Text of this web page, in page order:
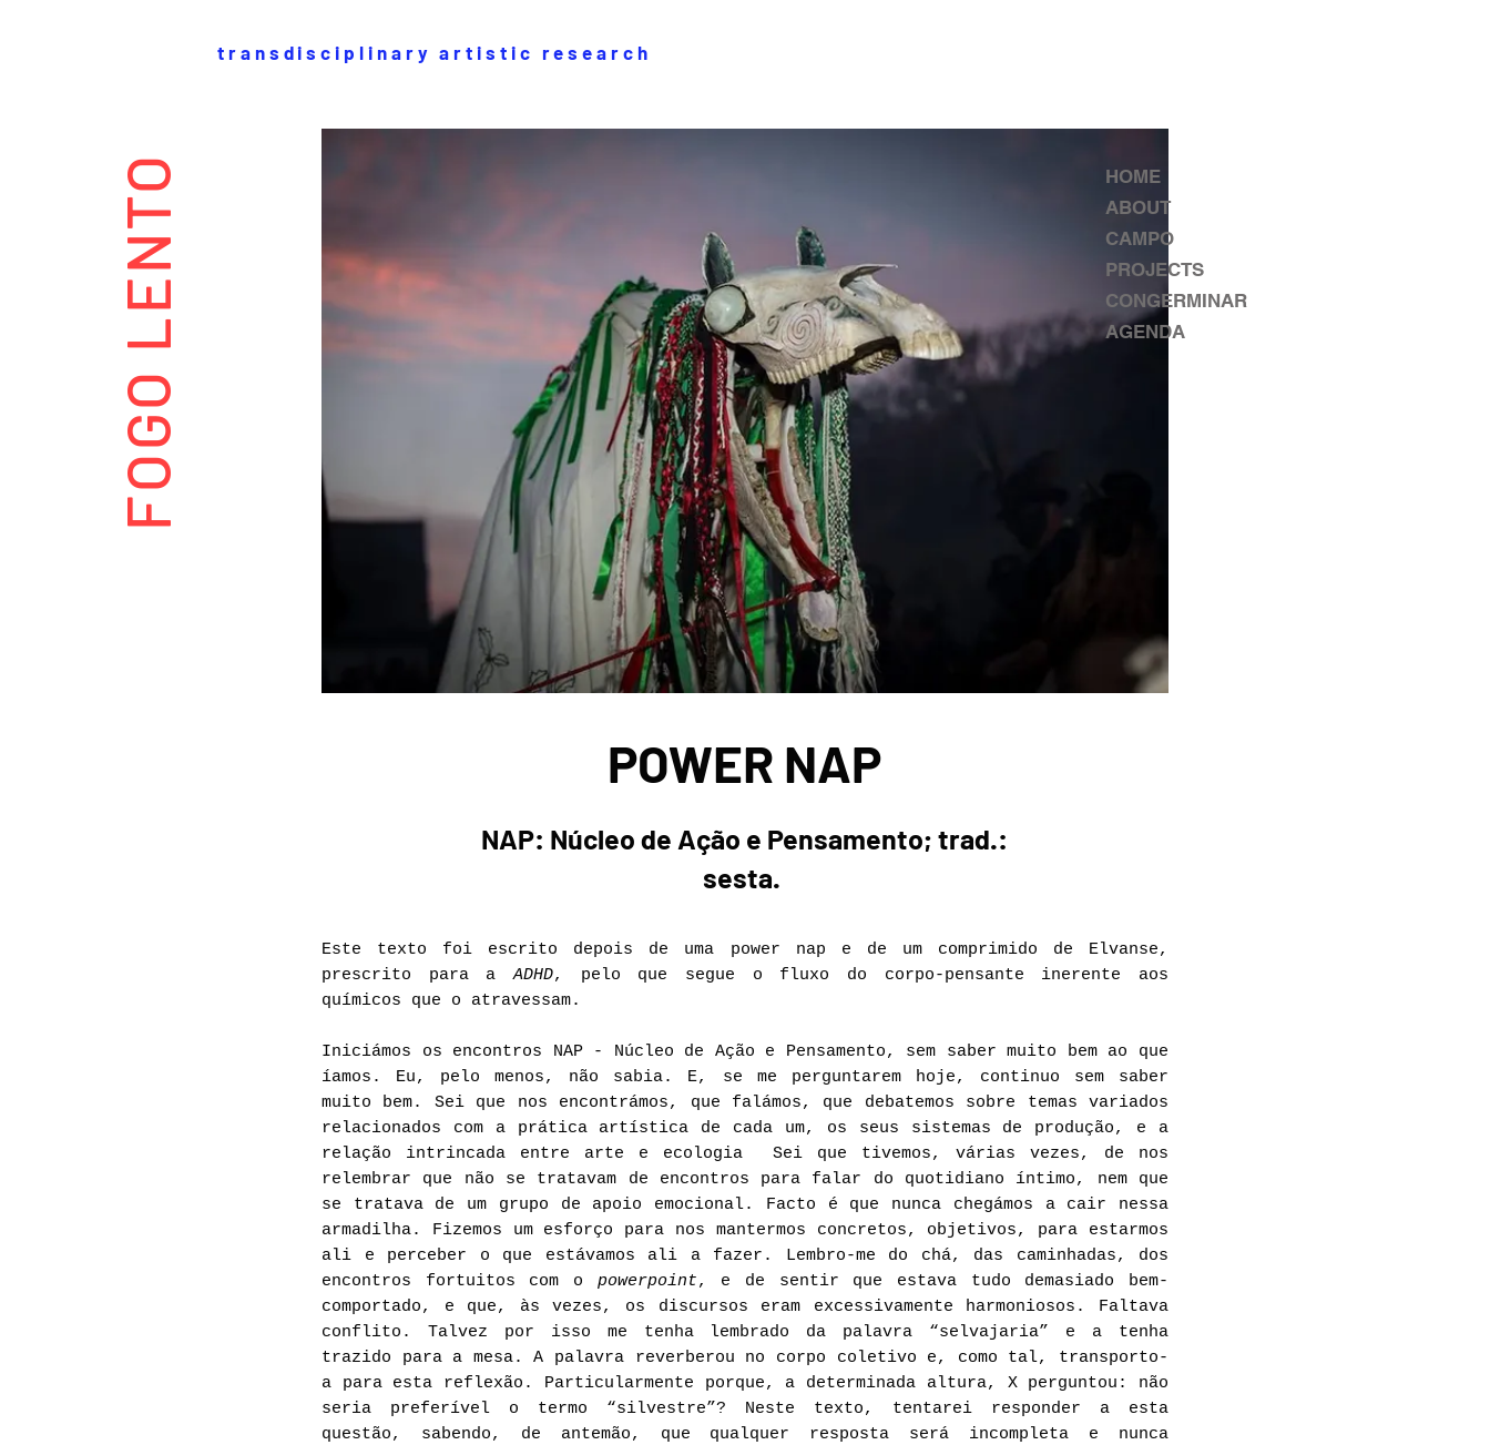
FOGO LENTO
HOME
ABOUT
CAMPO
PROJECTS
CONGERMINAR
AGENDA
transdisciplinary artistic research
POWER NAP
NAP: Núcleo de Ação e Pensamento; trad.:
sesta.
Este texto foi escrito depois de uma power nap e de um comprimido de Elvanse,
prescrito para aADHD, pelo que segue o fluxo do corpo-pensante inerente aos
químicos que o atravessam.
Iniciámos os encontros NAP - Núcleo de Ação e Pensamento, sem saber muito bem ao que
íamos. Eu, pelo menos, não sabia. E, se me perguntarem hoje, continuo sem saber
muito bem. Sei que nos encontrámos, que falámos, que debatemos sobre temas variados
relacionados com a prática artística de cada um, os seus sistemas de produção, e a
relação intrincada entre arte e ecologia Sei que tivemos, várias vezes, de nos
relembrar que não se tratavam de encontros para falar do quotidiano íntimo, nem que
se tratava de um grupo de apoio emocional. Facto é que nunca chegámos a cair nessa
armadilha. Fizemos um esforço para nos mantermos concretos, objetivos, para estarmos
ali e perceber o que estávamos ali a fazer. Lembro-me do chá, das caminhadas, dos
encontros fortuitos com o powerpoint, e de sentir que estava tudo demasiado bem-
comportado, e que, às vezes, os discursos eram excessivamente harmoniosos. Faltava
conflito. Talvez por isso me tenha lembrado da palavra “selvajaria” e a tenha
trazido para a mesa. A palavra reverberou no corpo coletivo e, como tal, transporto-
a para esta reflexão. Particularmente porque, a determinada altura, X perguntou: não
seria preferível o termo “silvestre”? Neste texto, tentarei responder a esta
questão, sabendo, de antemão, que qualquer resposta será incompleta e nunca